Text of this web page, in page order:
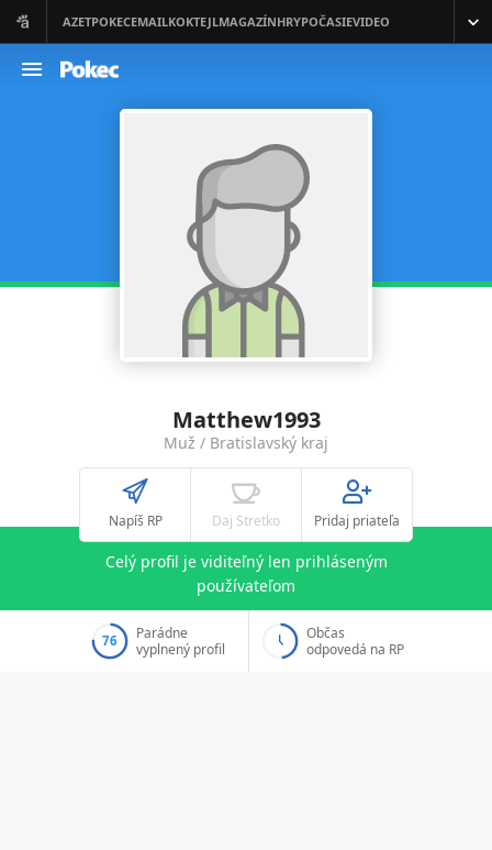
Matthew1993
Muž / Bratislavský kraj
Napíš RP Daj Stretko Pridaj priateľa
Celý profil je viditeľný len prihláseným
používateľom
76
Parádne
vyplnený profil
Občas
odpovedá na RP